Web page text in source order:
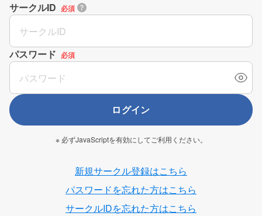
サークルID 必須
パスワード 必須
ログイン
※ 必ずJavaScriptを有効にしてご利用ください。
新規サークル登録はこちら
パスワードを忘れた方はこちら
サークルIDを忘れた方はこちら